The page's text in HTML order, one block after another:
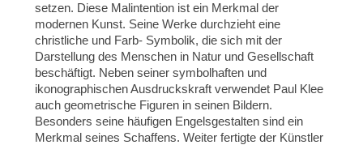
setzen. Diese Malintention ist ein Merkmal der
modernen Kunst. Seine Werke durchzieht eine
christliche und Farb- Symbolik, die sich mit der
Darstellung des Menschen in Natur und Gesellschaft
beschäftigt. Neben seiner symbolhaften und
ikonographischen Ausdruckskraft verwendet Paul Klee
auch geometrische Figuren in seinen Bildern.
Besonders seine häufigen Engelsgestalten sind ein
Merkmal seines Schaffens. Weiter fertigte der Künstler